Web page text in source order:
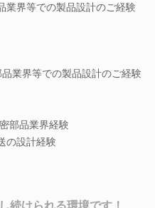
業界等での製品設計のご経験
業界等での製品設計のご経験
部品業界経験
の設計経験
続けられる環境です！